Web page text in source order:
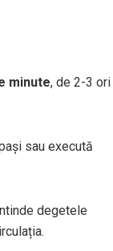
minute, de 2-3 ori
sau execută
degetele